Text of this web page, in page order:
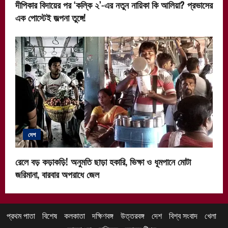
দীপিকার বিদায়ের পর ‘কল্কি ২’-এর নতুন নায়িকা কি আলিয়া? প্রভাসের
এক পোস্টেই জল্পনা তুঙ্গে!
দেশ
রেলে বড় কড়াকড়ি! অনুমতি ছাড়া হকারি, ভিক্ষা ও ধূমপানে মোটা
জরিমানা, বারবার অপরাধে জেল
প্রথম পাতা বিশেষ কলকাতা দক্ষিণবঙ্গ উত্তরবঙ্গ দেশ বিশ্ব সংবাদ খেলা